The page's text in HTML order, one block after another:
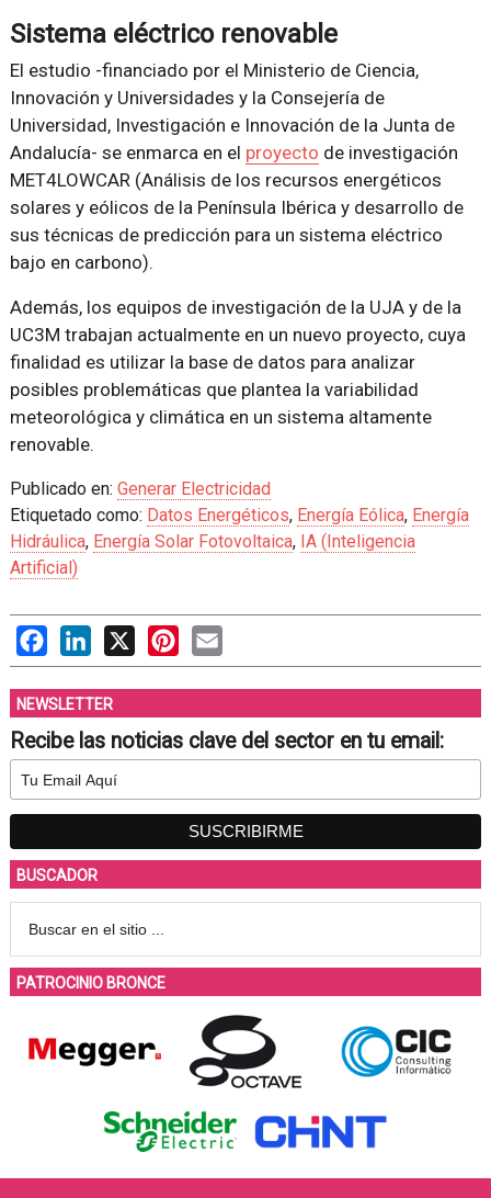
Sistema eléctrico renovable
El estudio -financiado por el Ministerio de Ciencia,
Innovación y Universidades y la Consejería de
Universidad, Investigación e Innovación de la Junta de
Andalucía- se enmarca en el proyecto de investigación
MET4LOWCAR (Análisis de los recursos energéticos
solares y eólicos de la Península Ibérica y desarrollo de
sus técnicas de predicción para un sistema eléctrico
bajo en carbono).
Además, los equipos de investigación de la UJA y de la
UC3M trabajan actualmente en un nuevo proyecto, cuya
finalidad es utilizar la base de datos para analizar
posibles problemáticas que plantea la variabilidad
meteorológica y climática en un sistema altamente
renovable.
Publicado en: Generar Electricidad
Etiquetado como: Datos Energéticos, Energía Eólica, Energía
Hidráulica, Energía Solar Fotovoltaica, IA (Inteligencia
Artificial)
FacebookLinkedIn
X PinterestEmail
NEWSLETTER
Recibe las noticias clave del sector en tu email:
BUSCADOR
PATROCINIO BRONCE